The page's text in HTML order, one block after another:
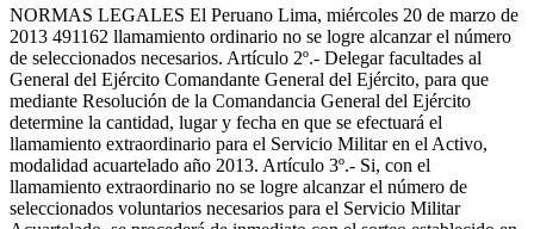
NORMAS LEGALES El Peruano Lima, miércoles 20 de marzo de
2013 491162 llamamiento ordinario no se logre alcanzar el número
de seleccionados necesarios. Artículo 2º.- Delegar facultades al
General del Ejército Comandante General del Ejército, para que
mediante Resolución de la Comandancia General del Ejército
determine la cantidad, lugar y fecha en que se efectuará el
llamamiento extraordinario para el Servicio Militar en el Activo,
modalidad acuartelado año 2013. Artículo 3º.- Si, con el
llamamiento extraordinario no se logre alcanzar el número de
seleccionados voluntarios necesarios para el Servicio Militar